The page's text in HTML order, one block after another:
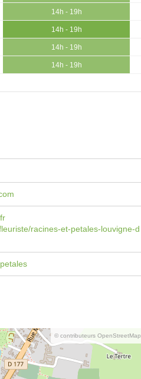
14h - 19h
14h - 19h
14h - 19h
14h - 19h
racines-et-petales-louvigne-d
© contributeurs OpenStreetMap